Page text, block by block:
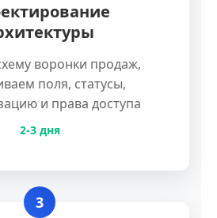
воронки продаж,
поля, статусы,
и права доступа
2-3 дня
3